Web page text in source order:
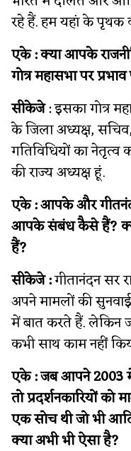
रहे हैं. हम यहां के पृथक
एके : क्या आपके
गोत्र महासभा पर
सीकेजे: इसका गोत्र
के जिला अध्यक्ष,
गतिविधियों का नेतृत्व
की राज्य अध्यक्ष हूं.
एके :आपके और
आपके संबंध कैसे हैं?
हैं?
सीकेजे :गीतानंदन सर
अपने मामलों की
में बात करते हैं. लेकिन
कभी साथ काम नहीं
एके :जब आपने 2003
तो प्रदर्शनकारियों को
एक सोच थी जो भी
क्या अभी भी ऐसा है?